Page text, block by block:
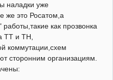
наладки уже
же это Росатом,а
как прозвонка
ТТ и ТН,
коммутации,схем
сторонним организациям.